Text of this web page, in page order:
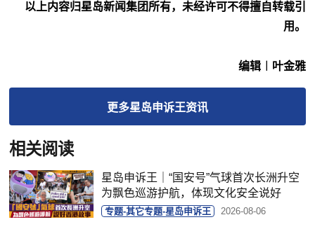
以上内容归星岛新闻集团所有，未经许可不得擅自转载引
用。
编辑︱叶金雅
更多星岛申诉王资讯
相关阅读
星岛申诉王｜“国安号”气球首次长洲升空
为飘色巡游护航，体现文化安全说好
专题-其它专题-星岛申诉王 2026-08-06